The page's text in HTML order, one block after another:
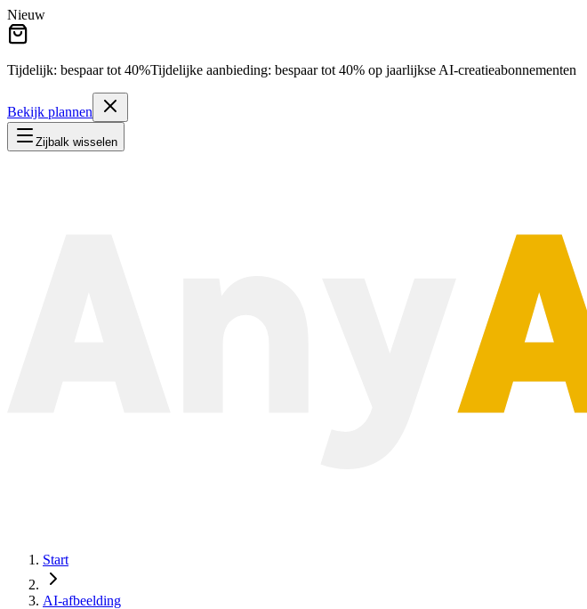
Nieuw
Tijdelijk: bespaar tot 40%Tijdelijke aanbieding: bespaar tot 40% op jaarlijkse AI-creatieabonnementen
Bekijk plannen
Zijbalk wisselen
Start
AI-afbeelding